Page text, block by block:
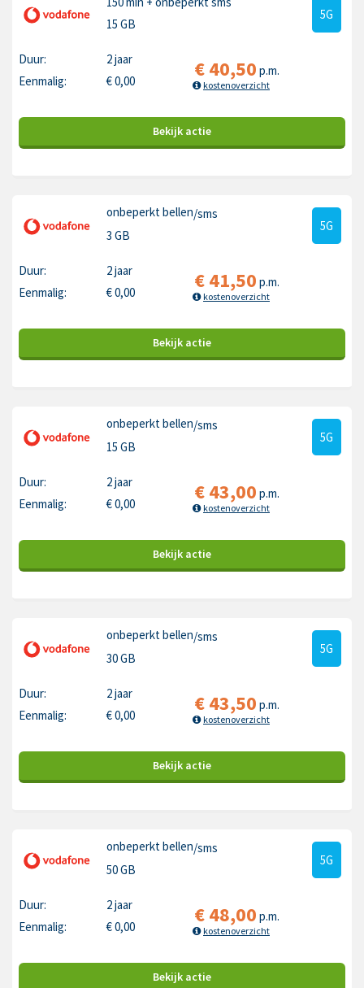
15 GB
5G
Duur:
2 jaar
Eenmalig:
€0,00 €40,50 p.m.
kostenoverzicht
Bekijk actie
onbeperkt bellen/sms
3 GB
5G
Duur:
2 jaar
Eenmalig:
€0,00 €41,50 p.m.
kostenoverzicht
Bekijk actie
onbeperkt bellen/sms
15 GB
5G
Duur:
2 jaar
Eenmalig:
€0,00 €43,00 p.m.
kostenoverzicht
Bekijk actie
onbeperkt bellen/sms
30 GB
5G
Duur:
2 jaar
Eenmalig:
€0,00 €43,50 p.m.
kostenoverzicht
Bekijk actie
onbeperkt bellen/sms
50 GB
5G
Duur:
2 jaar
Eenmalig:
€0,00 €48,00 p.m.
kostenoverzicht
Bekijk actie